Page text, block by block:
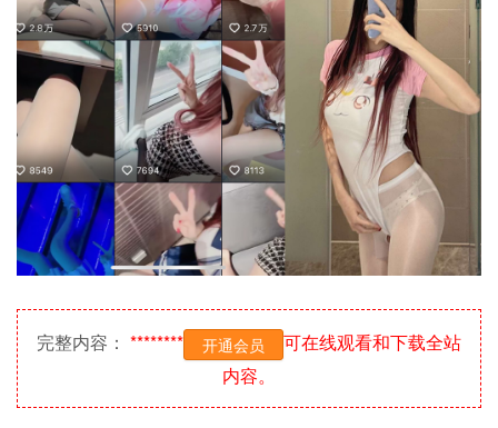
完整内容： ******** 开通会员
可在线观看和下载全站
内容。